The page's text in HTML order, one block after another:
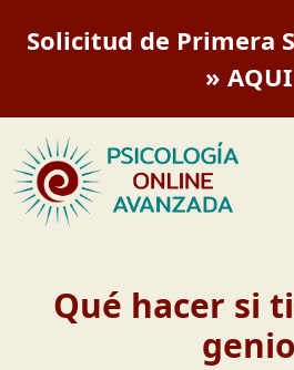
Solicitud de Primera
» AQUI
Qué hacer si
genio